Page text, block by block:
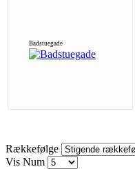
Badstuegade
Rækkefølge
Vis Num